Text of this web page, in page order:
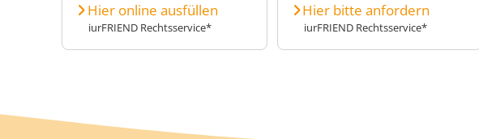
Hier online ausfüllen
iurFRIEND Rechtsservice*
Hier bitte anfordern
iurFRIEND Rechtsservice*